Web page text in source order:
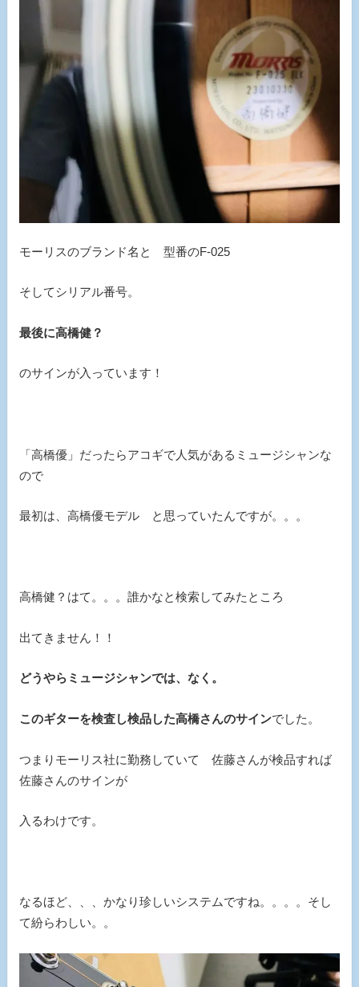
モーリスのブランド名と 型番のF-025
そしてシリアル番号。
最後に高橋健？
のサインが入っています！
「高橋優」だったらアコギで人気があるミュージシャンな
ので
最初は、高橋優モデル と思っていたんですが。。。
高橋健？はて。。。誰かなと検索してみたところ
出てきません！！
どうやらミュージシャンでは、なく。
このギターを検査し検品した高橋さんのサインでした。
つまりモーリス社に勤務していて 佐藤さんが検品すれば
佐藤さんのサインが
入るわけです。
なるほど、、、かなり珍しいシステムですね。。。。そし
て紛らわしい。。